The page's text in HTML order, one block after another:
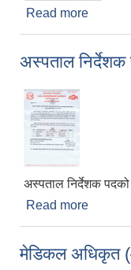
Read more
अस्पताल निर्देशक
अस्पताल निर्देशक पदको
Read more
मेडिकल अधिकृत